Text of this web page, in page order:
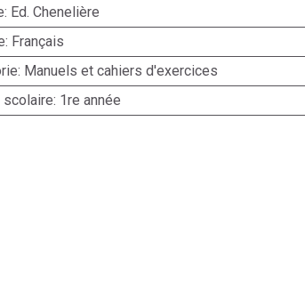
: Ed. Chenelière
: Français
: Manuels et cahiers d'exercices
scolaire: 1re année